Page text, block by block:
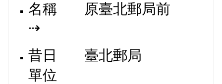
名稱
⇢
原臺北郵局前
昔日
單位
臺北郵局